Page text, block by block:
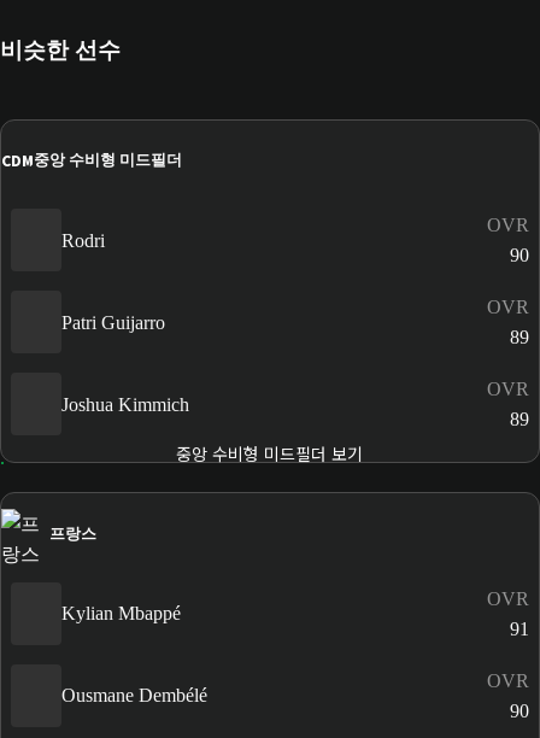
비슷한 선수
CDM중앙 수비형 미드필더
Rodri
OVR
90
Patri Guijarro
OVR
89
Joshua Kimmich
OVR
89
중앙 수비형 미드필더 보기
프랑스
Kylian Mbappé
OVR
91
Ousmane Dembélé
OVR
90